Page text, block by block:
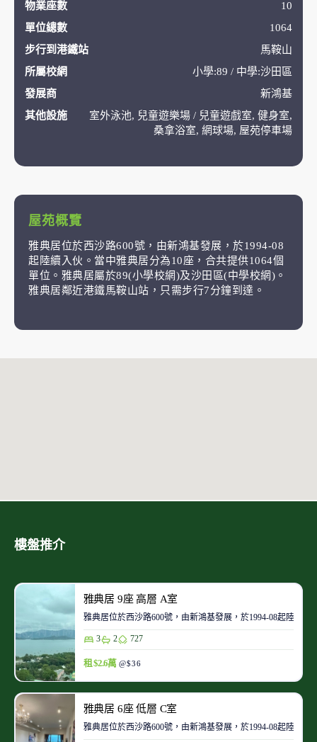
物業座數
10
單位總數
1064
步行到港鐵站
馬鞍山
所屬校網
小學:89 / 中學:沙田區
發展商
新鴻基
其他設施
室外泳池, 兒童遊樂場 / 兒童遊戲室, 健身室,
桑拿浴室, 網球場, 屋苑停車場
屋苑概覽
雅典居位於西沙路600號，由新鴻基發展，於1994-08
起陸續入伙。當中雅典居分為10座，合共提供1064個
單位。雅典居屬於89(小學校網)及沙田區(中學校網)。
雅典居鄰近港鐵馬鞍山站，只需步行7分鐘到達。
樓盤推介
雅典居 9座 高層 A室
雅典居位於西沙路600號，由新鴻基發展，於1994-08起陸續
3 2 727
租 $2.6萬 @$36
雅典居 6座 低層 C室
雅典居位於西沙路600號，由新鴻基發展，於1994-08起陸續